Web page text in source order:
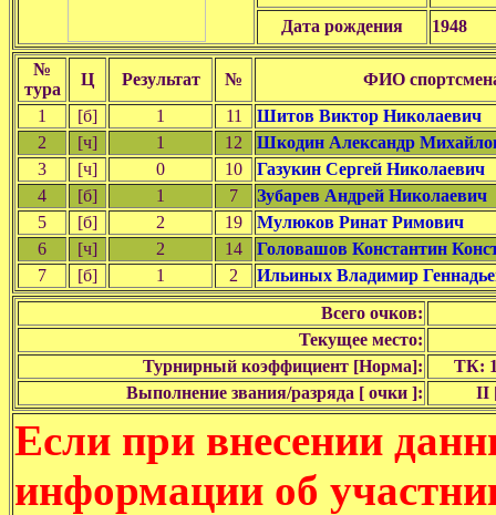
Дата рождения
1948
№
тура
Ц Результат №
ФИО
1
[б] 1 11
Шитов Виктор Николаевич
2
[ч] 1 12
Шкодин Александр
3
[ч] 0 10
Газукин Сергей Николаевич
4
[б] 1 7
Зубарев Андрей Николаевич
5
[б] 2 19
Мулюков Ринат Римович
6
[ч] 2 14
Головашов Константин
7
[б] 1 2
Ильиных Владимир
Всего очков:
Текущее место:
Турнирный коэффициент [Норма]:
ТК:
Выполнение звания/разряда [ очки ]:
II
Если при внесении
информации об